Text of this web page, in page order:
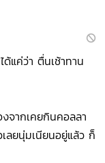
แค่ว่า ตื่นเช้าทาน
งจากเคยกินคอลลา
ลยนุ่มเนียนอยู่แล้ว ก็